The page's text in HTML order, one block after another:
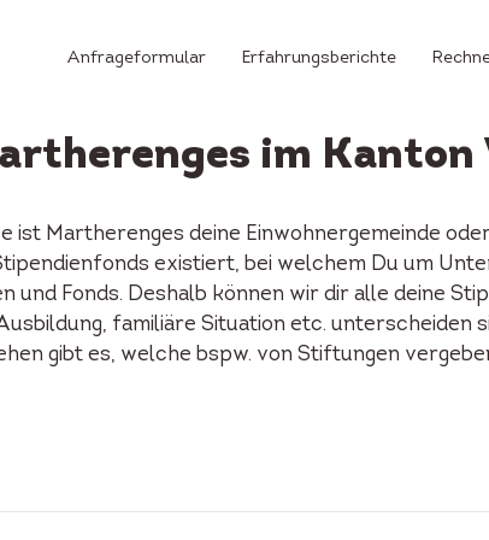
Anfrageformular Erfahrungsberichte
im Kanton
Martherenges deine Einwohnergemeinde
existiert, bei welchem Du um
und Fonds. Deshalb können wir dir alle deine
familiäre Situation etc. unterscheiden
gibt es, welche bspw. von Stiftungen